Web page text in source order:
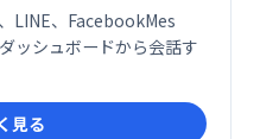
LINE、FacebookMes​​
ッシュボードから会話す
見る